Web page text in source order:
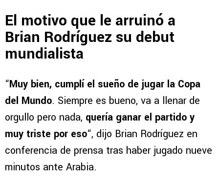
El motivo que le arruinó a
Brian Rodríguez su debut
mundialista
“Muy bien, cumplí el sueño de jugar la Copa
del Mundo. Siempre es bueno, va a llenar de
orgullo pero nada, quería ganar el partido y
muy triste por eso“, dijo Brian Rodríguez en
conferencia de prensa tras haber jugado nueve
minutos ante Arabia.